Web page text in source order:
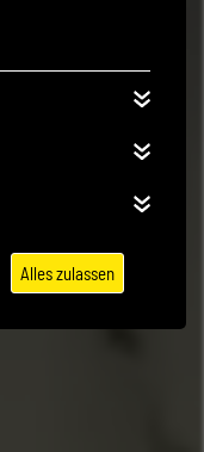
Alles zulassen